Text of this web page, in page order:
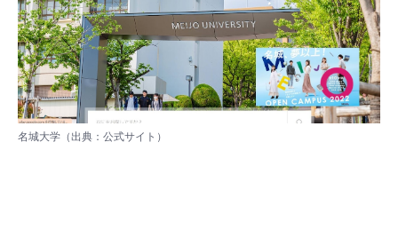
名城大学（出典： 公式サイト ）